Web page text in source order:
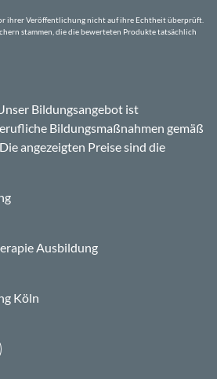
ihrer Veröffentlichung nicht auf ihre Echtheit überprüft.
stammen, die die bewerteten Produkte tatsächlich
Bildungsangebot ist
Bildungsmaßnahmen gemäß
angezeigten Preise sind die
Ausbildung
Köln